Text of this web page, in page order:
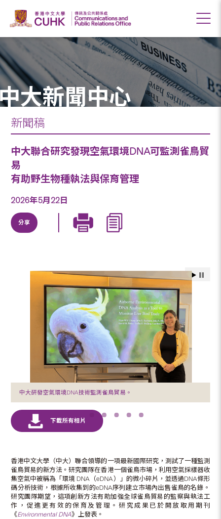
大新聞中心
新聞稿
中大聯合研究發現空氣環境DNA可監測雀鳥貿
易
有助野生物種執法與保育管理
2026年5月22日
分享
中大研發空氣環境DNA技術監測雀鳥貿易。
香港中文大學（中大）聯合領導的一項最新國際研究，測試了一種監測
雀鳥貿易的新方法。研究團隊在香港一個雀鳥市場，利用空氣採樣器收
集空氣中被稱為「環境 DNA（eDNA）」的微小碎片，並透過DNA條形
碼分析技術，根據所收集到的eDNA序列建立市場內出售雀鳥的名錄。
研究團隊期望，這項創新方法有助加強全球雀鳥貿易的監察與執法工
作，促進更有效的保育及管理。研究成果已於開放取用期刊
《Environmental DNA》上發表。